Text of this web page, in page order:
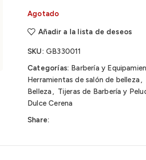
Agotado
Añadir a la lista de deseos
SKU: GB330011
Categorías: Barbería y
Herramientas de salón de belleza,
Belleza, Tijeras de Barbería y
Dulce Cerena
Share: